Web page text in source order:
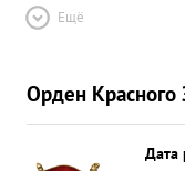
Ещё
Орден Красного
Дата